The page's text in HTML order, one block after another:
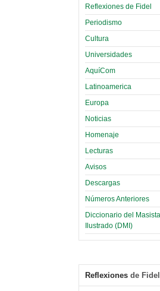
Reflexiones de Fidel
Periodismo
Cultura
Universidades
AquíCom
Latinoamerica
Europa
Noticias
Homenaje
Lecturas
Avisos
Descargas
Números Anteriores
Diccionario del Masista
Ilustrado (DMI)
Reflexiones de Fidel